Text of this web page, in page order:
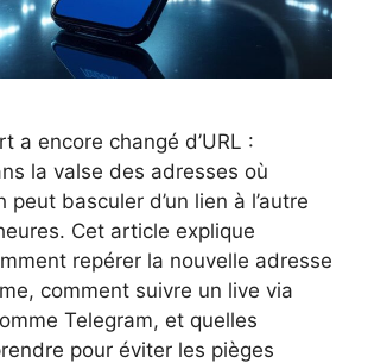
a encore changé d’URL :
la valse des adresses où
peut basculer d’un lien à l’autre
Cet article explique
repérer la nouvelle adresse
comment suivre un live via
Telegram, et quelles
pour éviter les pièges